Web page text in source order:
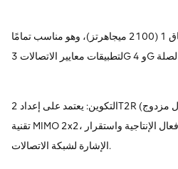
نطاق التردد: متخصص في النطاق 1 (2100 ميجاهرتز)، وهو مناسب تمامًا
التكوين: يعتمد على إعداد 2T2R (إرسال مزدوج، استقبال مزدوج) ويدعم
تقنية MIMO 2x2، مما يمكن أن يحسن بشكل فعال الإنتاجية واستقرار
الإشارة لشبكة الاتصالات.